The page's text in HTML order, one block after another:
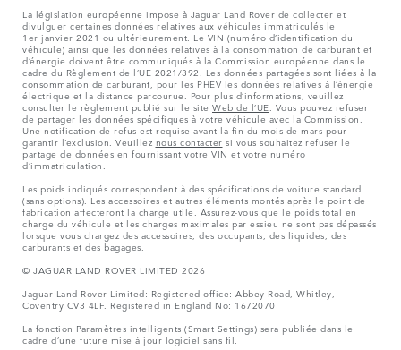
La législation européenne impose à Jaguar Land Rover de collecter et
divulguer certaines données relatives aux véhicules immatriculés le
1er janvier 2021 ou ultérieurement. Le VIN (numéro d’identification du
véhicule) ainsi que les données relatives à la consommation de carburant et
d’énergie doivent être communiqués à la Commission européenne dans le
cadre du Règlement de l’UE 2021/392. Les données partagées sont liées à la
consommation de carburant, pour les PHEV les données relatives à l’énergie
électrique et la distance parcourue. Pour plus d’informations, veuillez
consulter le règlement publié sur le site Web de l’UE . Vous pouvez refuser
de partager les données spécifiques à votre véhicule avec la Commission.
Une notification de refus est requise avant la fin du mois de mars pour
garantir l’exclusion. Veuillez nous contacter si vous souhaitez refuser le
partage de données en fournissant votre VIN et votre numéro
d’immatriculation.
Les poids indiqués correspondent à des spécifications de voiture standard
(sans options). Les accessoires et autres éléments montés après le point de
fabrication affecteront la charge utile. Assurez-vous que le poids total en
charge du véhicule et les charges maximales par essieu ne sont pas dépassés
lorsque vous chargez des accessoires, des occupants, des liquides, des
carburants et des bagages.
© JAGUAR LAND ROVER LIMITED 2026
Jaguar Land Rover Limited: Registered office: Abbey Road, Whitley,
Coventry CV3 4LF. Registered in England No: 1672070
La fonction Paramètres intelligents (Smart Settings) sera publiée dans le
cadre d’une future mise à jour logiciel sans fil.